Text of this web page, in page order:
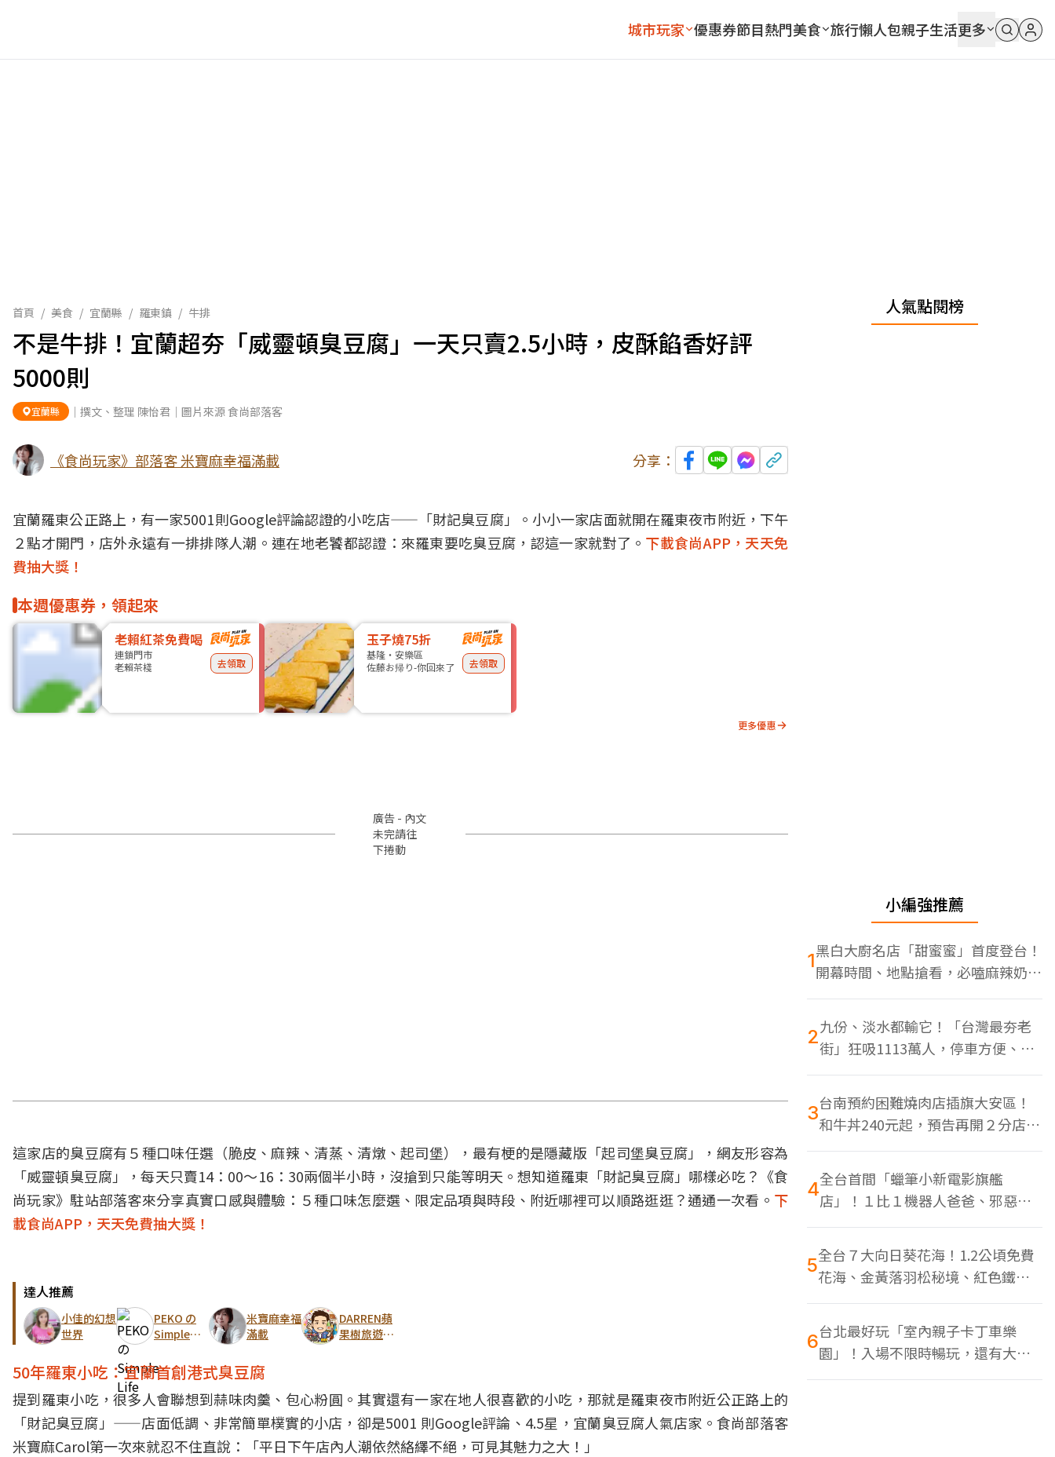
城市玩家 優惠券節目熱門美食 旅行懶人包親子生活更多
首頁 / 美食 / 宜蘭縣 / 羅東鎮 / 牛排
不是牛排！宜蘭超夯「威靈頓臭豆腐」一天只賣2.5小時，皮酥餡香好評
5000則
宜蘭縣 ｜撰文、整理 陳怡君｜圖片來源 食尚部落客
《食尚玩家》部落客 米寶麻幸福滿載 分享：
宜蘭羅東公正路上，有一家5001則Google評論認證的小吃店——「財記臭豆腐」。小小一家店面就開在羅東夜市附近，下午
２點才開門，店外永遠有一排排隊人潮。連在地老饕都認證：來羅東要吃臭豆腐，認這一家就對了。 下載食尚APP，天天免
費抽大獎！
本週優惠券，領起來
老賴紅茶免費喝
連鎖門市
老賴茶棧
去領取
玉子燒75折
基隆・安樂區
佐藤お帰り-你回來了
去領取
更多優惠
廣告 - 內文
未完請往
下捲動
這家店的臭豆腐有５種口味任選（脆皮、麻辣、清蒸、清燉、起司堡），最有梗的是隱藏版「起司堡臭豆腐」，網友形容為
「威靈頓臭豆腐」，每天只賣14：00～16：30兩個半小時，沒搶到只能等明天。想知道羅東「財記臭豆腐」哪樣必吃？《食
尚玩家》駐站部落客來分享真實口感與體驗：５種口味怎麼選、限定品項與時段、附近哪裡可以順路逛逛？通通一次看。 下
載食尚APP，天天免費抽大獎！
達人推薦
小佳的幻想
世界
PEKO の
Simple
米寶麻幸福
滿載
DARREN蘋
果樹旅遊玩
50年羅東小吃：宜蘭首創港式臭豆腐
提到羅東小吃，很多人會聯想到蒜味肉羹、包心粉圓。其實還有一家在地人很喜歡的小吃，那就是羅東夜市附近公正路上的
「財記臭豆腐」——店面低調、非常簡單樸實的小店，卻是5001 則Google評論、4.5星，宜蘭臭豆腐人氣店家。食尚部落客
米寶麻Carol第一次來就忍不住直說：「平日下午店內人潮依然絡繹不絕，可見其魅力之大！」
人氣點閱榜
小編強推薦
1黑白大廚名店「甜蜜蜜」首度登台！
開幕時間、地點搶看，必嗑麻辣奶油
蝦
2九份、淡水都輸它！「台灣最夯老
街」狂吸1113萬人，停車方便、特
色美食多
3台南預約困難燒肉店插旗大安區！
和牛丼240元起，預告再開２分店、
地點曝光
4全台首間「蠟筆小新電影旗艦
店」！１比１機器人爸爸、邪惡正
男，百款周邊買翻
5全台７大向日葵花海！1.2公頃免費
花海、金黃落羽松秘境、紅色鐵橋
同框
6台北最好玩「室內親子卡丁車樂
園」！入場不限時暢玩，還有大螢
幕Switch遊戲區